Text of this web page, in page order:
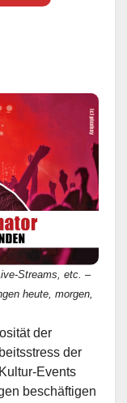
Streams, etc. –
heute, morgen,
der
der
Events
beschäftigen